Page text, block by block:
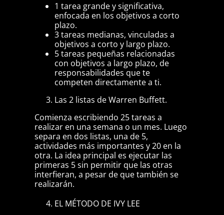
1 tarea grande y significativa,
enfocada en los objetivos a corto
plazo.
3 tareas medianas, vinculadas a
objetivos a corto y largo plazo.
5 tareas pequeñas relacionadas
con objetivos a largo plazo, de
responsabilidades que te
competen directamente a ti.
Las 2 listas de Warren Buffett.
Comienza escribiendo 25 tareas a
realizar en una semana o un mes. Luego
separa en dos listas, una de 5,
actividades más importantes y 20 en la
otra. La idea principal es ejecutar las
primeras 5 sin permitir que las otras
interfieran, a pesar de que también se
realizarán.
EL MÉTODO DE IVY LEE